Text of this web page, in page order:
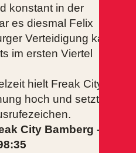
konstant in der
es diesmal Felix
Verteidigung kaum
im ersten Viertel
hielt Freak City
hoch und setzte
City Bamberg –